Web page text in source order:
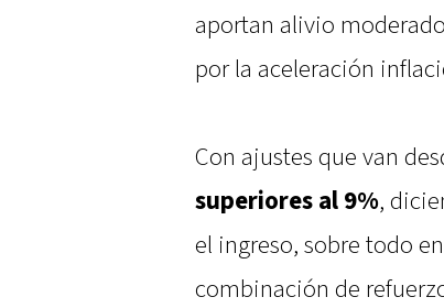
aportan alivio
por la aceleración
Con ajustes que van
superiores al 9%,
el ingreso, sobre todo
combinación de